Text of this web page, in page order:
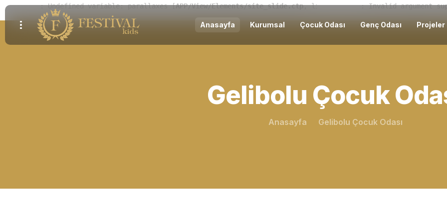
Anasayfa Kurumsal Çocuk Odası Genç Odası Projeler
Notice (8): Undefined variable: parallaxes [APP/View/Elements/site_slide.ctp, line 10]
Warning (2): Invalid argument
Gelibolu Çocuk
Anasayfa Gelibolu Çocuk Odası